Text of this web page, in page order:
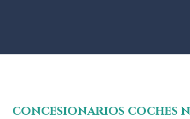
concesionarios coches